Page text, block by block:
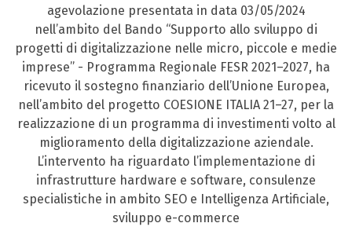
agevolazione presentata in data 03/05/2024
nell’ambito del Bando “Supporto allo sviluppo di
progetti di digitalizzazione nelle micro, piccole e medie
imprese” - Programma Regionale FESR 2021–2027, ha
ricevuto il sostegno finanziario dell’Unione Europea,
nell’ambito del progetto COESIONE ITALIA 21–27, per la
realizzazione di un programma di investimenti volto al
miglioramento della digitalizzazione aziendale.
L’intervento ha riguardato l’implementazione di
infrastrutture hardware e software, consulenze
specialistiche in ambito SEO e Intelligenza Artificiale,
sviluppo e-commerce